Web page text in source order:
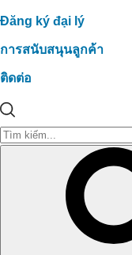
Đăng ký đại lý
การสนับสนุนลูกค้า
ติดต่อ